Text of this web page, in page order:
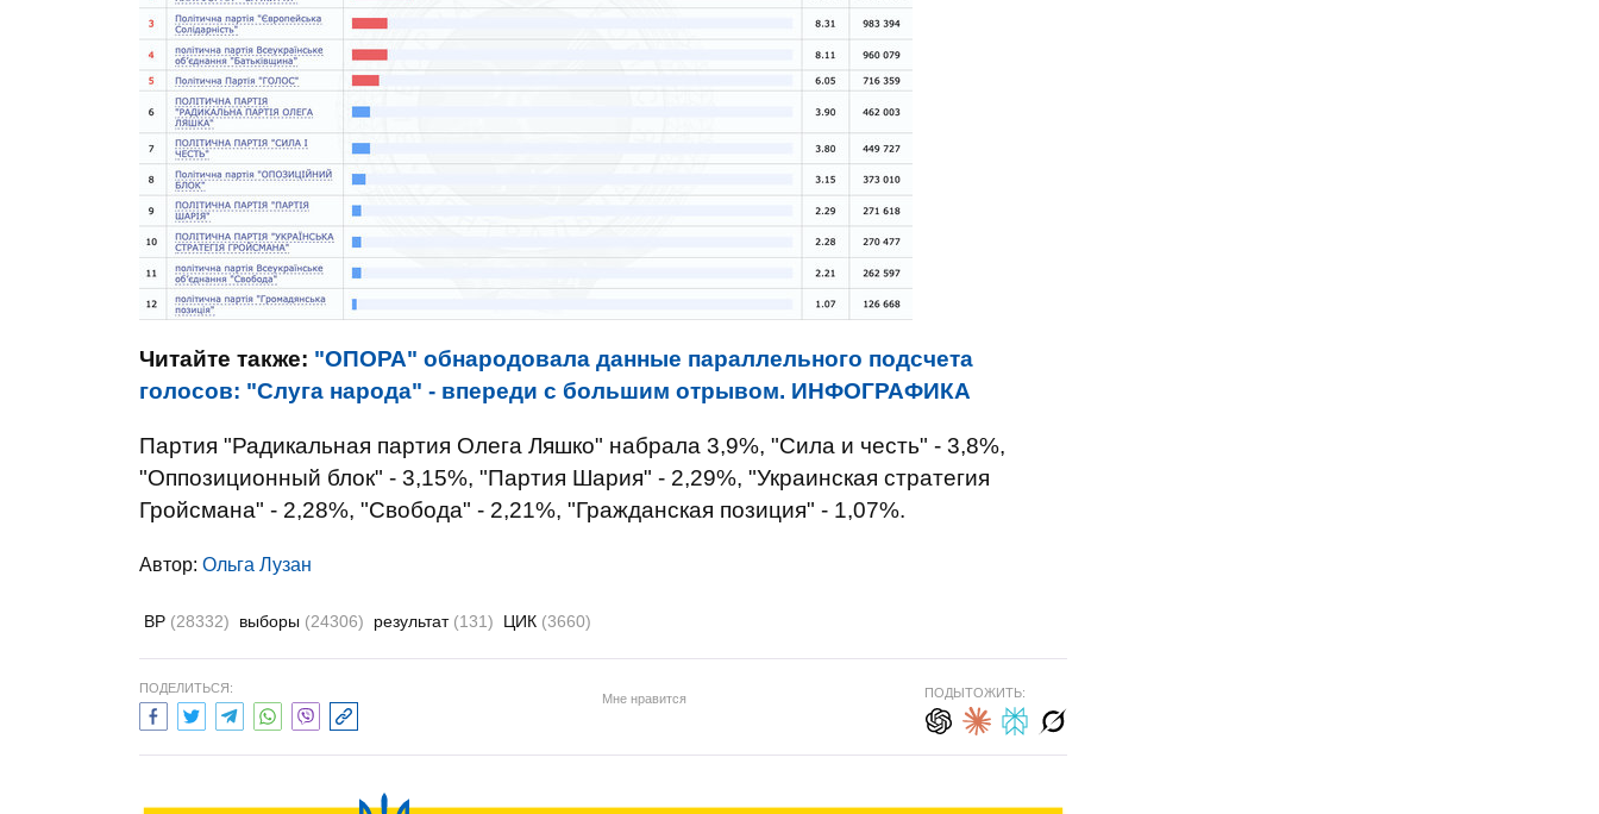
Читайте также: "ОПОРА" обнародовала данные параллельного подсчета
голосов: "Слуга народа" - впереди с большим отрывом. ИНФОГРАФИКА
Партия "Радикальная партия Олега Ляшко" набрала 3,9%, "Сила и честь" - 3,8%,
"Оппозиционный блок" - 3,15%, "Партия Шария" - 2,29%, "Украинская стратегия
Гройсмана" - 2,28%, "Свобода" - 2,21%, "Гражданская позиция" - 1,07%.
Автор: Ольга Лузан
ВР (28332) выборы (24306) результат (131) ЦИК (3660)
ПОДЕЛИТЬСЯ:
Мне нравится ПОДЫТОЖИТЬ: